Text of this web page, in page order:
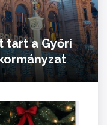
tart a Győri